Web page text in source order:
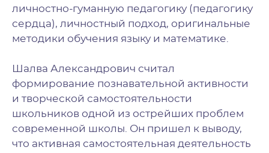
личностно-гуманную педагогику (педагогику
сердца), личностный подход, оригинальные
методики обучения языку и математике.
Шалва Александрович считал
формирование познавательной активности
и творческой самостоятельности
школьников одной из острейших проблем
современной школы. Он пришел к выводу,
что активная самостоятельная деятельность